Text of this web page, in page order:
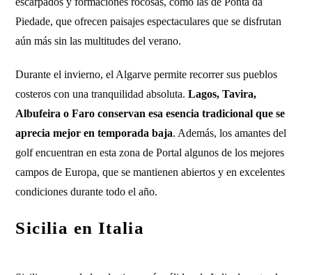
Piedade, que ofrecen paisajes espectaculares que se disfrutan
aún más sin las multitudes del verano.
Durante el invierno, el Algarve permite recorrer sus pueblos
costeros con una tranquilidad absoluta.Lagos, Tavira,
Albufeira o Faro conservan esa esencia tradicional que se
aprecia mejor en temporada baja. Además, los amantes del
golf encuentran en esta zona de Portal algunos de los mejores
campos de Europa, que se mantienen abiertos y en excelentes
condiciones durante todo el año.
Sicilia en Italia